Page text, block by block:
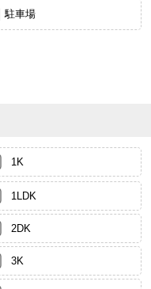
駐車場
1K
1LDK
2DK
3K